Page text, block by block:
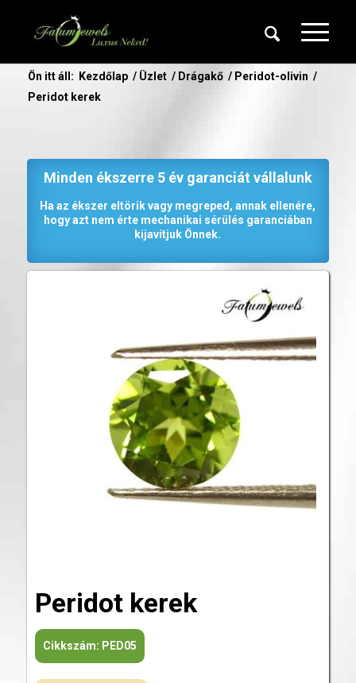
Ön itt áll: Kezdőlap / Üzlet / Drágakő / Peridot-olivin /
Peridot kerek
Minden ékszerre 5 év garanciát vállalunk
Ha az ékszer eltörik vagy megreped, annak ellenére,
hogy azt nem érte mechanikai sérülés garanciában
kijavítjuk Önnek.
Peridot kerek
Cikkszám: PED05